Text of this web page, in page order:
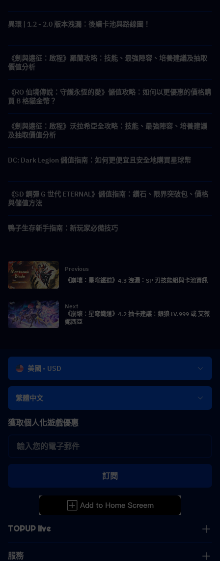
異環 | 1.2 - 2.0 版本洩漏：後續卡池與路線圖！
《劍與遠征：啟程》羅蘭攻略：技能、最強陣容、培養建議及抽取
價值分析
《RO 仙境傳說：守護永恆的愛》儲值攻略：如何以更優惠的價格購
買 B 格貓金幣？
《劍與遠征：啟程》沃拉希亞全攻略：技能、最強陣容、培養建議
及抽取價值分析
DC: Dark Legion 儲值指南：如何更便宜且安全地購買星球幣
《SD 鋼彈 G 世代 ETERNAL》儲值指南：鑽石、限界突破包、價格
與儲值方法
鴨子生存新手指南：新玩家必備技巧
Previous
《崩壞：星穹鐵道》4.3 洩漏：SP 刃技能組與卡池資訊
Next
《崩壞：星穹鐵道》4.2 抽卡建議：銀狼 LV.999 或 艾薇
妮西亞
美國 - USD
繁體中文
TOPUP live
服務
獲取個人化遊戲優惠
訂閱